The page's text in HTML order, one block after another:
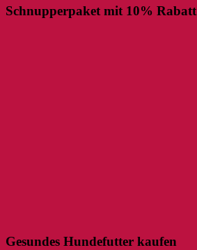
Schnupperpaket mit 10% Rabatt
Gesundes Hundefutter kaufen